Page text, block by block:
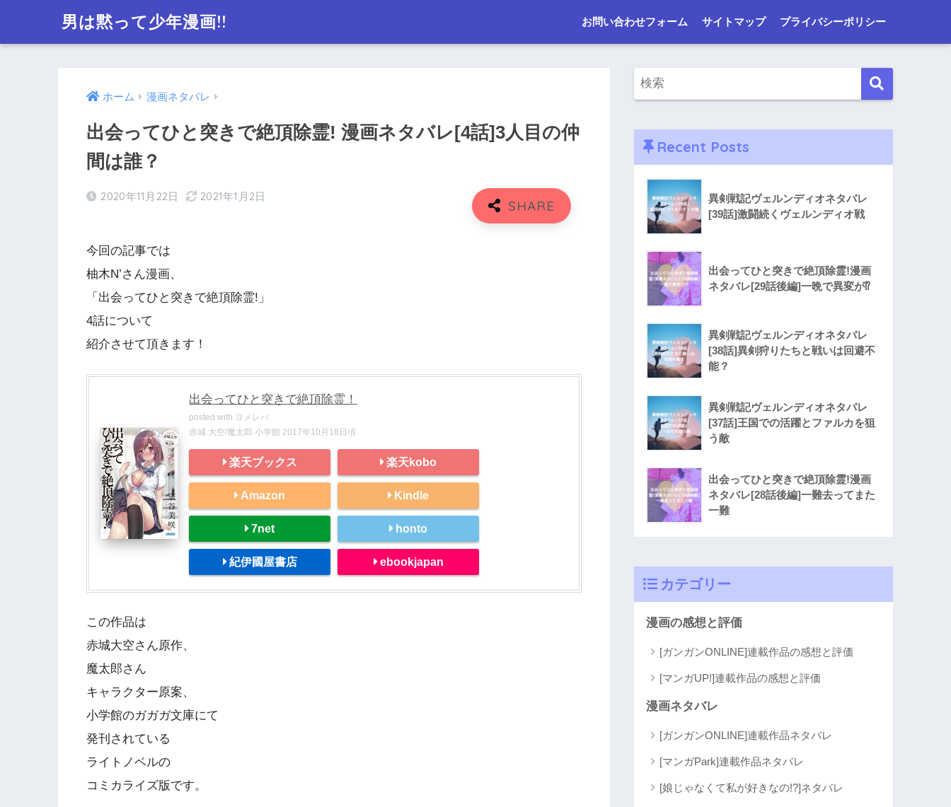
男は黙って少年漫画!! お問い合わせフォーム サイトマップ プライバシーポリシー
ホーム 漫画ネタバレ
出会ってひと突きで絶頂除霊! 漫画ネタバレ[4話]3人目の仲
間は誰？
2020年11月22日 2021年1月2日
今回の記事では
柚木N’さん漫画、
「出会ってひと突きで絶頂除霊!」
4話について
紹介させて頂きます！
出会ってひと突きで絶頂除霊！
posted with ヨメレバ
赤城 大空/魔太郎 小学館 2017年10月18日頃
楽天ブックス 楽天kobo
Amazon Kindle
7net honto
紀伊國屋書店 ebookjapan
この作品は
赤城大空さん原作、
魔太郎さん
キャラクター原案、
小学館のガガガ文庫にて
発刊されている
ライトノベルの
コミカライズ版です。
Recent Posts
異剣戦記ヴェルンディオネタバレ
[39話]激闘続くヴェルンディオ戦
出会ってひと突きで絶頂除霊!漫画
ネタバレ[29話後編]一晩で異変が⁉︎
異剣戦記ヴェルンディオネタバレ
[38話]異剣狩りたちと戦いは回避不
能？
異剣戦記ヴェルンディオネタバレ
[37話]王国での活躍とファルカを狙
う敵
出会ってひと突きで絶頂除霊!漫画
ネタバレ[28話後編]一難去ってまた
一難
カテゴリー
漫画の感想と評価
[ガンガンONLINE]連載作品の感想と評価
[マンガUP!]連載作品の感想と評価
漫画ネタバレ
[ガンガンONLINE]連載作品ネタバレ
[マンガPark]連載作品ネタバレ
[娘じゃなくて私が好きなの!?]ネタバレ